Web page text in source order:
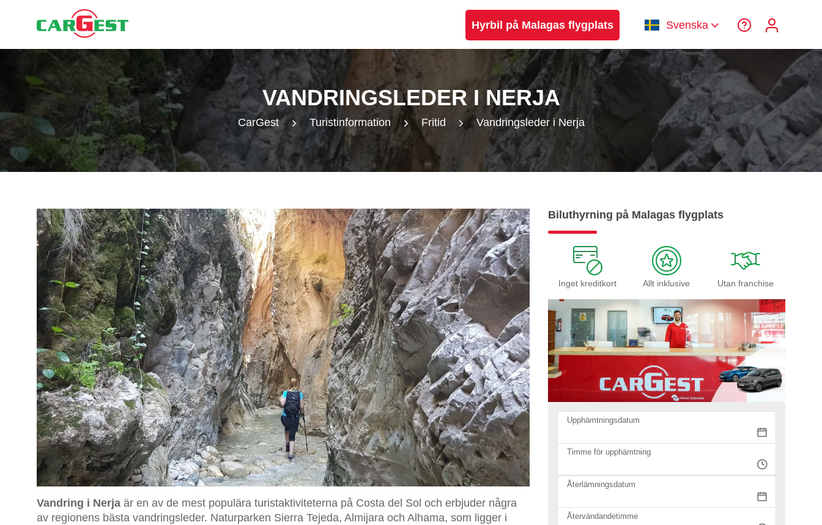
Hyrbil på Malagas flygplats Svenska
VANDRINGSLEDER I NERJA
CarGest Turistinformation Fritid Vandringsleder i Nerja
Vandring i Nerja är en av de mest populära turistaktiviteterna på Costa del Sol och erbjuder några
av regionens bästa vandringsleder. Naturparken Sierra Tejeda, Almijara och Alhama, som ligger i
Biluthyrning på Malagas flygplats
Inget kreditkort Allt inklusive Utan franchise
Upphämtningsdatum
Timme för upphämtning
Återlämningsdatum
Återvändandetimme